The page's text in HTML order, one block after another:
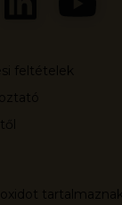
feltételek
tartalmaznak